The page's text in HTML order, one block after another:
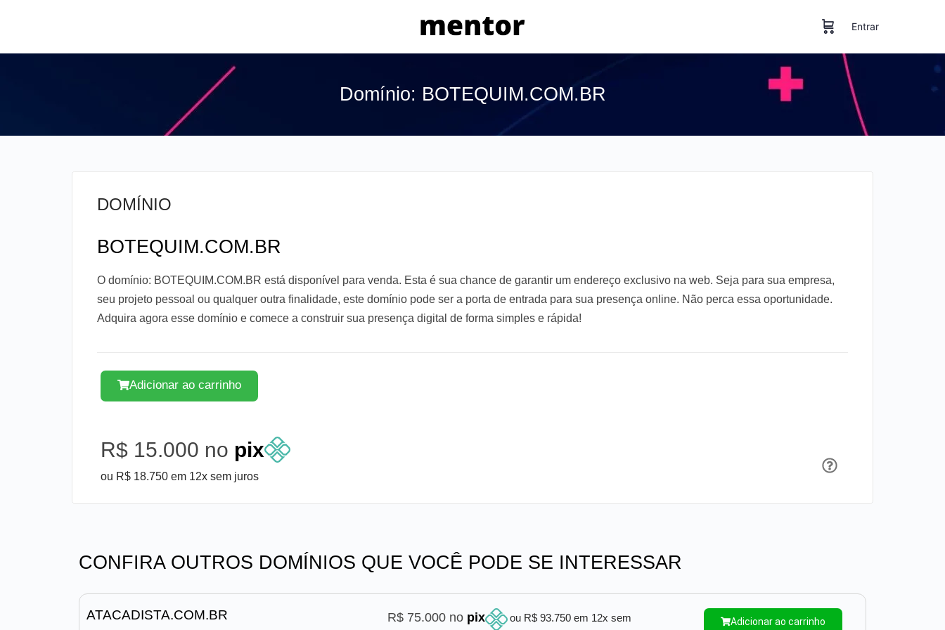
Entrar
Domínio: BOTEQUIM.COM.BR
DOMÍNIO
BOTEQUIM.COM.BR
O domínio: BOTEQUIM.COM.BR está disponível para venda. Esta é sua chance de garantir um endereço exclusivo na web. Seja para sua empresa,
seu projeto pessoal ou qualquer outra finalidade, este domínio pode ser a porta de entrada para sua presença online. Não perca essa oportunidade.
Adquira agora esse domínio e comece a construir sua presença digital de forma simples e rápida!
Adicionar ao carrinho
R$ 15.000 no pix
ou R$ 18.750 em 12x sem juros
CONFIRA OUTROS DOMÍNIOS QUE VOCÊ PODE SE INTERESSAR
ATACADISTA.COM.BR R$ 75.000 no pix
ou R$ 93.750 em 12x sem
Adicionar ao carrinho